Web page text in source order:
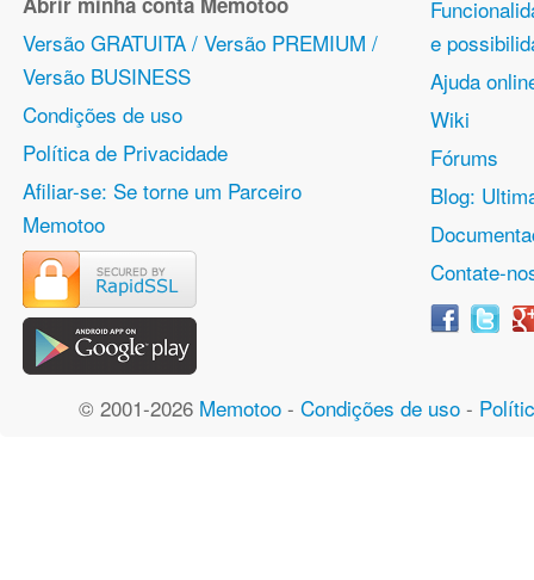
Versão GRATUITA / Versão PREMIUM /
Versão BUSINESS
Condições de uso
Política de Privacidade
Afiliar-se: Se torne um Parceiro
Memotoo
e
Ajuda
Wiki
Fórums
Blog:
Contate-
© 2001-2026 Memotoo - Condições de uso -